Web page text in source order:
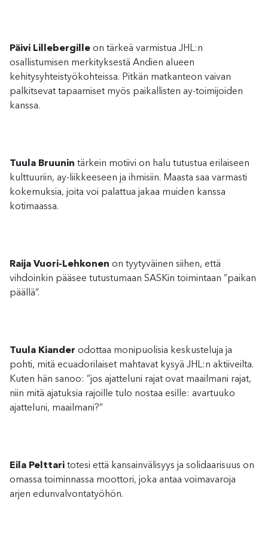
Päivi Lillebergille on tärkeä varmistua JHL:n
osallistumisen merkityksestä Andien alueen
kehitysyhteistyökohteissa. Pitkän matkanteon vaivan
palkitsevat tapaamiset myös paikallisten ay-toimijoiden
kanssa.
Tuula Bruunin tärkein motiivi on halu tutustua erilaiseen
kulttuuriin, ay-liikkeeseen ja ihmisiin. Maasta saa varmasti
kokemuksia, joita voi palattua jakaa muiden kanssa
kotimaassa.
Raija Vuori-Lehkonen on tyytyväinen siihen, että
vihdoinkin pääsee tutustumaan SASKin toimintaan ”paikan
päällä”.
Tuula Kiander odottaa monipuolisia keskusteluja ja
pohti, mitä ecuadorilaiset mahtavat kysyä JHL:n aktiiveilta.
Kuten hän sanoo: ”jos ajatteluni rajat ovat maailmani rajat,
niin mitä ajatuksia rajoille tulo nostaa esille: avartuuko
ajatteluni, maailmani?”
Eila Pelttari totesi että kansainvälisyys ja solidaarisuus on
omassa toiminnassa moottori, joka antaa voimavaroja
arjen edunvalvontatyöhön.